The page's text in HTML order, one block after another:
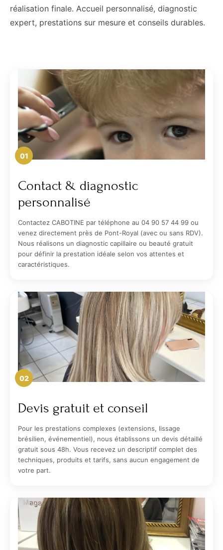
réalisation finale. Accueil personnalisé, diagnostic
expert, prestations sur mesure et conseils durables.
01
Contact & diagnostic
personnalisé
Contactez CABOTINE par téléphone au 04 90 57 44 99 ou
venez directement près de Pont-Royal (avec ou sans RDV).
Nous réalisons un diagnostic capillaire ou beauté gratuit
pour définir la prestation idéale selon vos attentes et
caractéristiques.
02
Devis gratuit et conseil
Pour les prestations complexes (extensions, lissage
brésilien, événementiel), nous établissons un devis détaillé
gratuit sous 48h. Vous recevez un descriptif complet des
techniques, produits et tarifs, sans aucun engagement de
votre part.